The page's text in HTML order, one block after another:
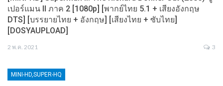
เปอร์แมน II ภาค 2 [1080p] [พากย์ไทย 5.1 + เสียงอังกฤษ
DTS] [บรรยายไทย + อังกฤษ] [เสียงไทย + ซับไทย]
[DOSYAUPLOAD]
2 พ.ค. 2021 3
MINI-HD,SUPER-HQ